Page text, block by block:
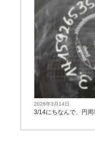
2026年3月14日
3/14にちなんで、円